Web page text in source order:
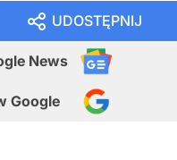
UDOSTĘPNIJ
News
Google